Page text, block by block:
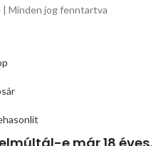
Minden jog fenntartva